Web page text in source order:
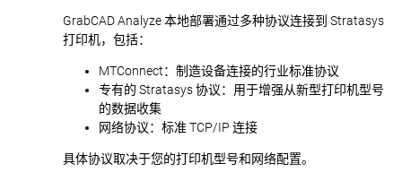
GrabCAD Analyze 本地部署通过多种协议连接到 Stratasys
打印机，包括：
MTConnect：制造设备连接的行业标准协议
专有的 Stratasys 协议：用于增强从新型打印机型号
的数据收集
网络协议：标准 TCP/IP 连接
具体协议取决于您的打印机型号和网络配置。